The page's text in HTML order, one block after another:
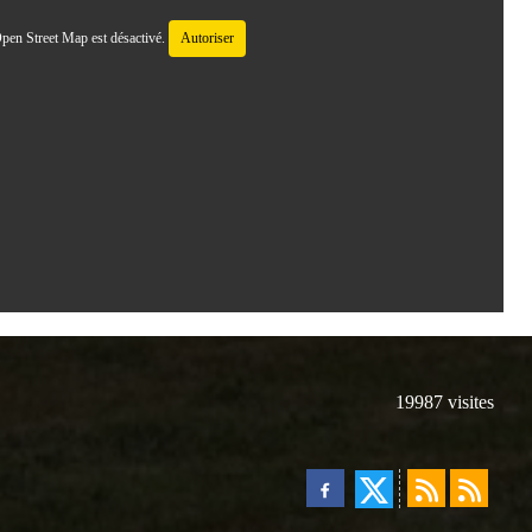
Street Map est désactivé. Autoriser
19987 visites